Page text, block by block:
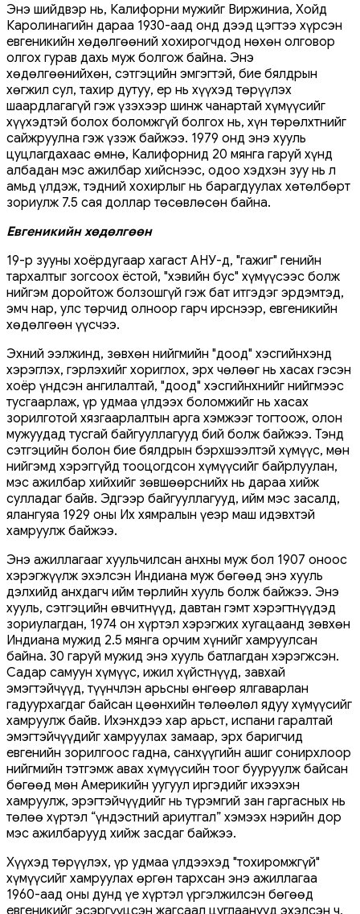
Энэ шийдвэр нь, Калифорни мужийг Виржиниа, Хойд
Каролинагийн дараа 1930-аад онд дээд цэгтээ хүрсэн
евгеникийн хөдөлгөөний хохирогчдод нөхөн олговор
олгох гурав дахь муж болгож байна. Энэ
хөдөлгөөнийхөн, сэтгэцийн эмгэгтэй, бие бялдрын
хөгжил сул, тахир дутуу, ер нь хүүхэд төрүүлэх
шаардлагагүй гэж үзэхээр шинж чанартай хүмүүсийг
хүүхэдтэй болох боломжгүй болгох нь, хүн төрөлхтнийг
сайжруулна гэж үзэж байжээ. 1979 онд энэ хууль
цуцлагдахаас өмнө, Калифорнид 20 мянга гаруй хүнд
албадан мэс ажилбар хийснээс, одоо хэдхэн зуу нь л
амьд үлдэж, тэдний хохирлыг нь барагдуулах хөтөлбөрт
зориулж 7.5 сая доллар төсөвлөсөн байна.
Евгеникийн хөдөлгөөн
19-р зууны хоёрдугаар хагаст АНУ-д, "гажиг" генийн
тархалтыг зогсоох ёстой, "хэвийн бус" хүмүүсээс болж
нийгэм доройтож болзошгүй гэж бат итгэдэг эрдэмтэд,
эмч нар, улс төрчид олноор гарч ирснээр, евгеникийн
хөдөлгөөн үүсчээ.
Эхний ээлжинд, зөвхөн нийгмийн "доод" хэсгийнхэнд
хэрэглэх, гэрлэхийг хориглох, эрх чөлөөг нь хасах гэсэн
хоёр үндсэн ангилалтай, "доод" хэсгийнхнийг нийгмээс
тусгаарлаж, үр удмаа үлдээх боломжийг нь хасах
зорилготой хязгаарлалтын арга хэмжээг тогтоож, олон
мужуудад тусгай байгууллагууд бий болж байжээ. Тэнд
сэтгэцийн болон бие бялдрын бэрхшээлтэй хүмүүс, мөн
нийгэмд хэрэггүйд тооцогдсон хүмүүсийг байрлуулан,
мэс ажилбар хийхийг зөвшөөрснийх нь дараа хийж
сулладаг байв. Эдгээр байгууллагууд, ийм мэс засалд,
ялангуяа 1929 оны Их хямралын үеэр маш идэвхтэй
хамруулж байжээ.
Энэ ажиллагааг хуульчилсан анхны муж бол 1907 оноос
хэрэгжүүлж эхэлсэн Индиана муж бөгөөд энэ хууль
дэлхийд анхдагч ийм төрлийн хууль болж байжээ. Энэ
хууль, сэтгэцийн өвчитнүүд, давтан гэмт хэрэгтнүүдэд
зориулагдан, 1974 он хүртэл хэрэгжих хугацаанд зөвхөн
Индиана мужид 2.5 мянга орчим хүнийг хамруулсан
байна. 30 гаруй мужид энэ хууль батлагдан хэрэгжсэн.
Садар самуун хүмүүс, ижил хүйстнүүд, завхай
эмэгтэйчүүд, түүнчлэн арьсны өнгөөр ​​​​ялгаварлан
гадуурхагдаг байсан цөөнхийн төлөөлөл ядуу хүмүүсийг
хамруулж байв. Ихэнхдээ хар арьст, испани гаралтай
эмэгтэйчүүдийг хамруулах замаар, эрх баригчид
евгенийн зорилгоос гадна, санхүүгийн ашиг сонирхлоор
нийгмийн тэтгэмж авах хүмүүсийн тоог бууруулж байсан
бөгөөд мөн Америкийн уугуул иргэдийг ихээхэн
хамруулж, эрэгтэйчүүдийг нь түрэмгий зан гаргасных нь
төлөө хүртэл “үндэстний ариутгал” хэмээх нэрийн дор
мэс ажилбарууд хийж засдаг байжээ.
Хүүхэд төрүүлэх, үр удмаа үлдээхэд "тохиромжгүй"
хүмүүсийг хамруулах өргөн тархсан энэ ажиллагаа
1960-аад оны дунд үе хүртэл үргэлжилсэн бөгөөд
евгеникийг эсэргүүцсэн жагсаал цуглаанууд эхэлсэн ч,